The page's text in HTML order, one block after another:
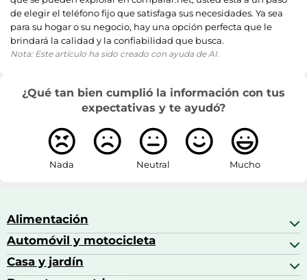
de elegir el teléfono fijo que satisfaga sus necesidades. Ya sea
para su hogar o su negocio, hay una opción perfecta que le
brindará la calidad y la confiabilidad que busca.
Nota: Este artículo ha sido creado con ayuda de AI.
¿Qué tan bien cumplió la información con tus
expectativas y te ayudó?
Nada Neutral Mucho
Alimentación
Bebidas
Bebidas espirituosas
Brandy
Automóvil y motocicleta
Accesorios para coche
Casa y jardín